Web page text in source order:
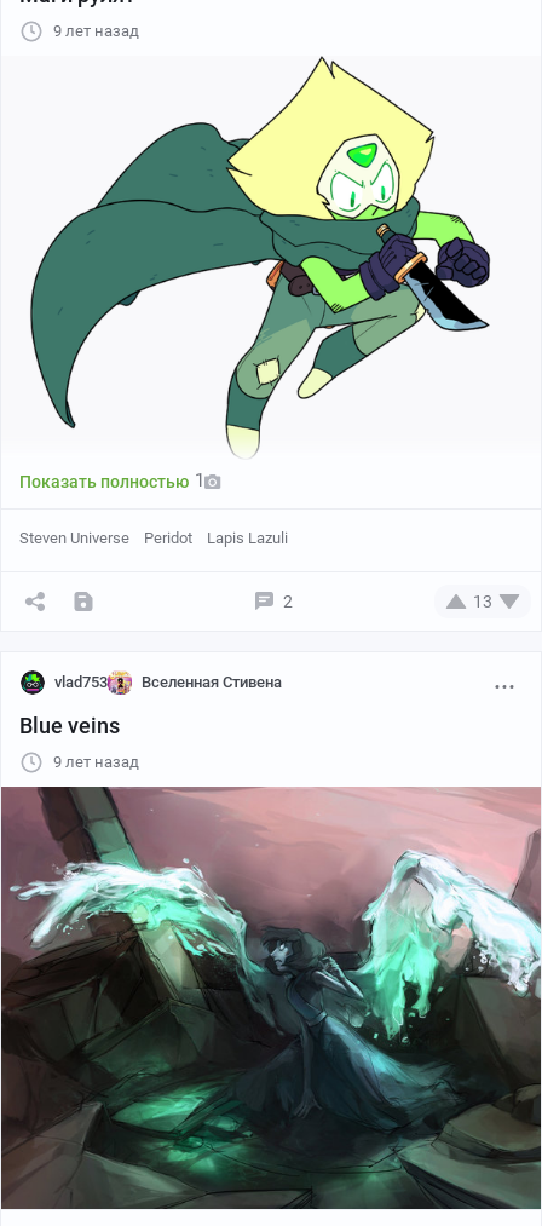
9 лет назад
Показать полностью 1
Steven Universe Peridot Lapis Lazuli
2 13
vlad753 Вселенная Стивена
Blue veins
9 лет назад